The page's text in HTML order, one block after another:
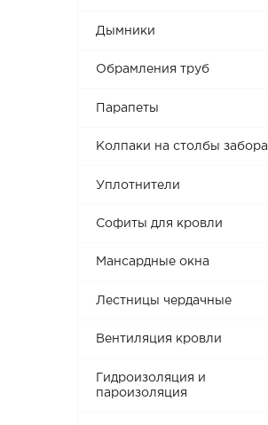
Дымники
Обрамления труб
Парапеты
Колпаки на столбы забора
Уплотнители
Софиты для кровли
Мансардные окна
Лестницы чердачные
Вентиляция кровли
Гидроизоляция и
пароизоляция